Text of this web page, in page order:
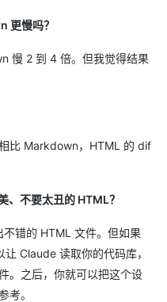
更慢吗？
慢 2 到 4 倍。但我觉得结果
比 Markdown，HTML 的 dif
、不要太丑的 HTML？
错的 HTML 文件。但如果
Claude 读取你的代码库，
。之后，你就可以把这个设
考。